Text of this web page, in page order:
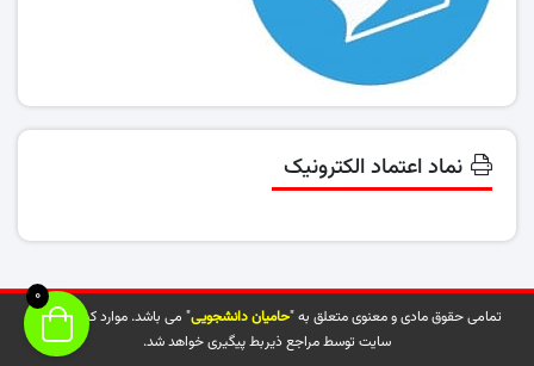
نماد اعتماد الکترونیک
تمامی حقوق مادی و معنوی متعلق به "حامیان دانشجویی" می باشد. موارد کپی شده از
سایت توسط مراجع ذیربط پیگیری خواهد شد.
0